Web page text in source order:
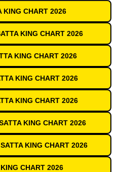
KING CHART 2026
KING CHART 2026
KING CHART 2026
KING CHART 2026
KING CHART 2026
KING CHART 2026
KING CHART 2026
CHART 2026